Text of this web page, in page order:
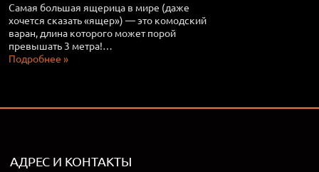
Самая большая ящерица в мире (даже
хочется сказать «ящер») — это комодский
варан, длина которого может порой
превышать 3 метра!…
Подробнее »
АДРЕС И КОНТАКТЫ